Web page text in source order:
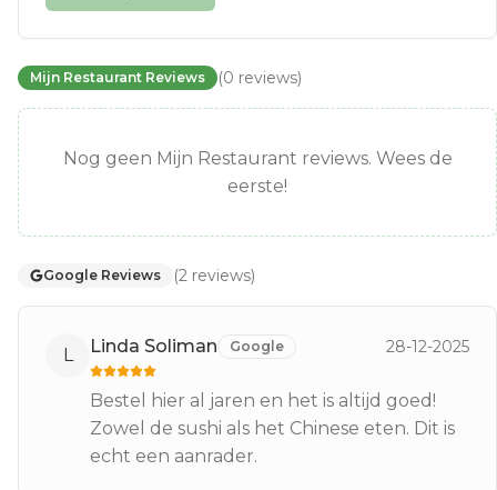
Mijn Restaurant Reviews (0 reviews)
Nog geen Mijn Restaurant reviews. Wees de
eerste!
Google Reviews (2 reviews)
L Linda Soliman Google 28-12-2025
Bestel hier al jaren en het is altijd goed!
Zowel de sushi als het Chinese eten. Dit is
echt een aanrader.